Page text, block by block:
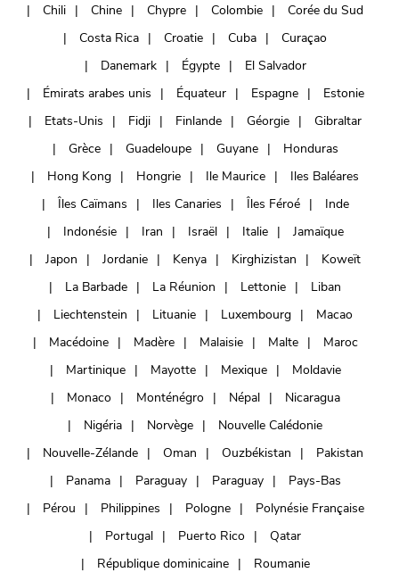
Chili
Chine Chypre Colombie
Corée du Sud
Costa Rica
Croatie Cuba
Curaçao
Danemark
Égypte
El Salvador
Émirats arabes unis
Équateur Espagne
Estonie
Etats-Unis
Fidji Finlande Géorgie
Gibraltar
Grèce
Guadeloupe Guyane
Honduras
Hong Kong
Hongrie Ile Maurice
Iles Baléares
Îles Caïmans
Iles Canaries Îles Féroé
Inde
Indonésie
Iran Israël Italie
Jamaïque
Japon
Jordanie Kenya Kirghizistan
Koweït
La Barbade
La Réunion Lettonie
Liban
Liechtenstein
Lituanie Luxembourg
Macao
Macédoine
Madère Malaisie Malte
Maroc
Martinique
Mayotte Mexique
Moldavie
Monaco
Monténégro Népal
Nicaragua
Nigéria
Norvège
Nouvelle Calédonie
Nouvelle-Zélande
Oman Ouzbékistan
Pakistan
Panama
Paraguay Paraguay
Pays-Bas
Pérou
Philippines Pologne
Polynésie Française
Portugal
Puerto Rico
Qatar
République dominicaine
Roumanie